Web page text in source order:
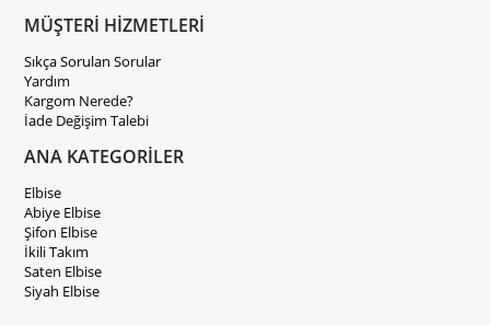
MÜŞTERİ HİZMETLERİ
Sıkça Sorulan Sorular
Yardım
Kargom Nerede?
İade Değişim Talebi
ANA KATEGORİLER
Elbise
Abiye Elbise
Şifon Elbise
İkili Takım
Saten Elbise
Siyah Elbise